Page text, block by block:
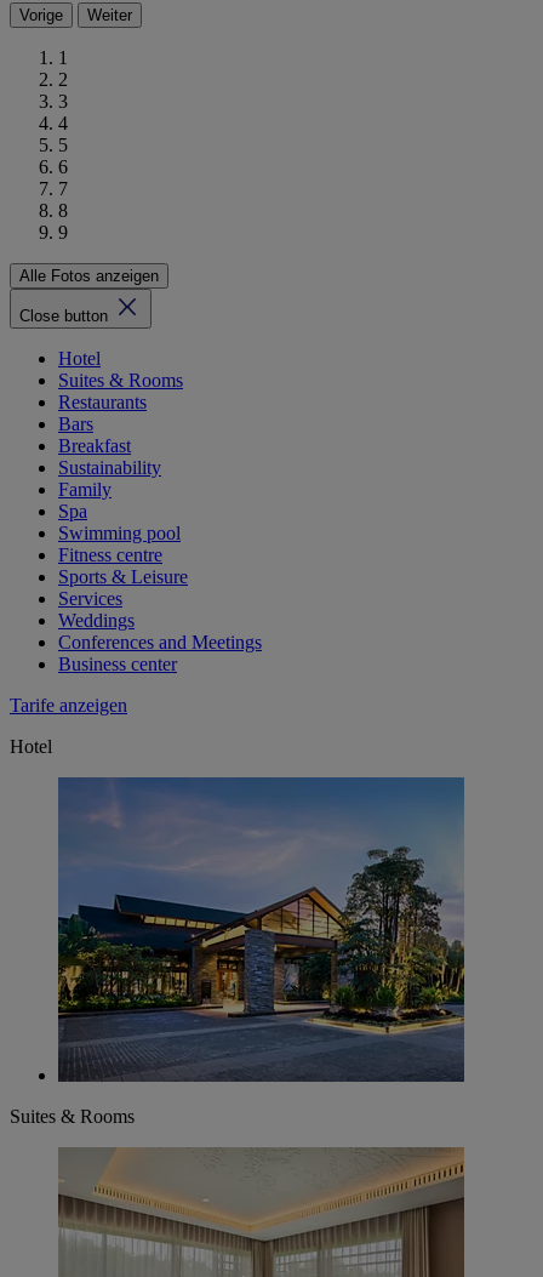
Vorige Weiter
1
2
3
4
5
6
7
8
9
Alle Fotos anzeigen
Close button
Hotel
Suites & Rooms
Restaurants
Bars
Breakfast
Sustainability
Family
Spa
Swimming pool
Fitness centre
Sports & Leisure
Services
Weddings
Conferences and Meetings
Business center
Tarife anzeigen
Hotel
Suites & Rooms